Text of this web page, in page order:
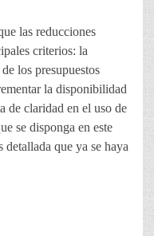
las reducciones
criterios: la
los presupuestos
la disponibilidad
de claridad en el uso de
se disponga en este
que ya se haya